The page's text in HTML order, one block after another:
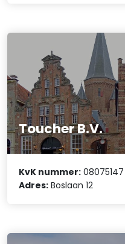
Toucher B.V.
KvK nummer: 08075147
Adres: Boslaan 12